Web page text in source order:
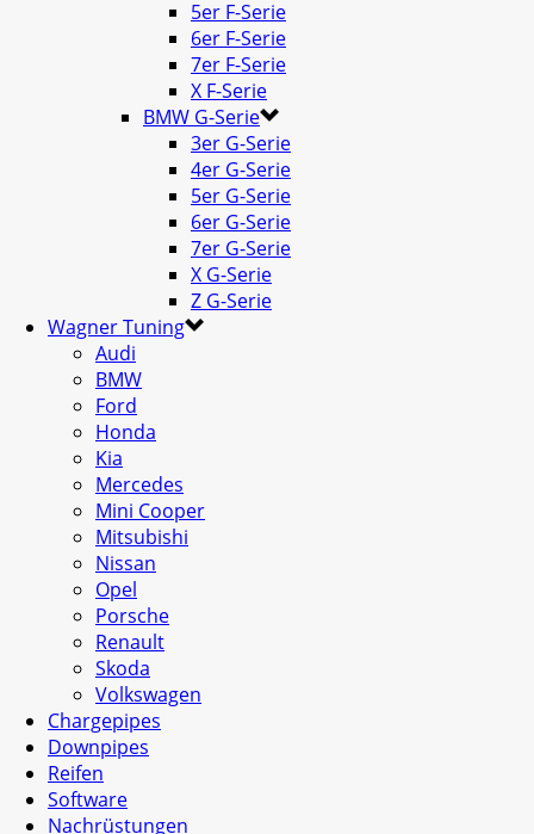
5er F-Serie
6er F-Serie
7er F-Serie
X F-Serie
BMW G-Serie
3er G-Serie
4er G-Serie
5er G-Serie
6er G-Serie
7er G-Serie
X G-Serie
Z G-Serie
Wagner Tuning
Audi
BMW
Ford
Honda
Kia
Mercedes
Mini Cooper
Mitsubishi
Nissan
Opel
Porsche
Renault
Skoda
Volkswagen
Chargepipes
Downpipes
Reifen
Software
Nachrüstungen